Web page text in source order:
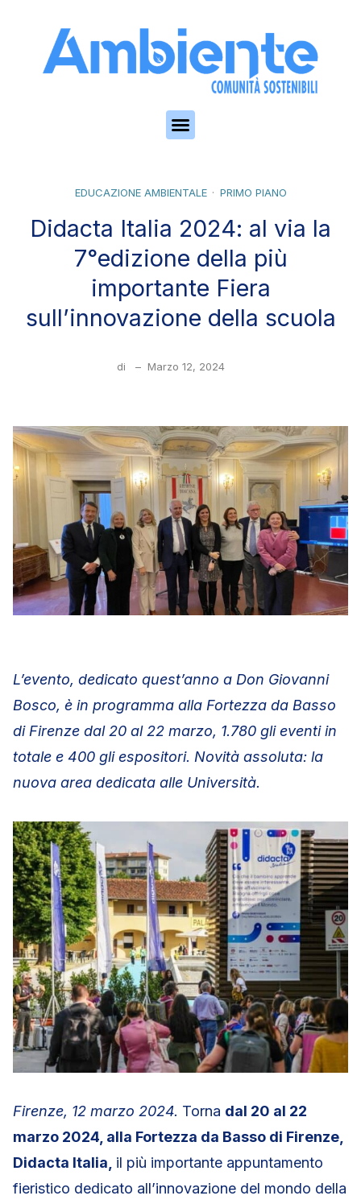
EDUCAZIONE AMBIENTALE PRIMO PIANO
Didacta Italia 2024: al via la
7°edizione della più
importante Fiera
sull’innovazione della scuola
di – Marzo 12, 2024
L’evento, dedicato quest’anno a Don Giovanni
Bosco, è in programma alla Fortezza da Basso
di Firenze dal 20 al 22 marzo, 1.780 gli eventi in
totale e 400 gli espositori. Novità assoluta: la
nuova area dedicata alle Università.
Firenze, 12 marzo 2024. Torna dal 20 al 22
marzo 2024, alla Fortezza da Basso di Firenze,
Didacta Italia, il più importante appuntamento
fieristico dedicato all’innovazione del mondo della